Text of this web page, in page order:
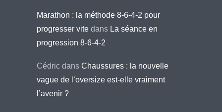
Marathon : la méthode 8-6-4-2 pour
progresser vite dans La séance en
progression 8-6-4-2
Cédric dans Chaussures : la nouvelle
vague de l’oversize est-elle vraiment
l’avenir ?